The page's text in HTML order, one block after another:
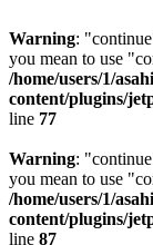
Warning:
you mean to use
/home/users/1/
content/plugins/
line 77
Warning:
you mean to use
/home/users/1/
content/plugins/
line 87